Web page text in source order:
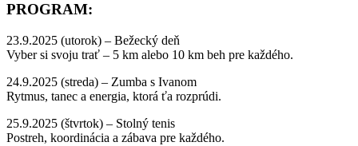
PROGRAM:
23.9.2025 (utorok) – Bežecký deň
Vyber si svoju trať – 5 km alebo 10 km beh pre každého.
24.9.2025 (streda) – Zumba s Ivanom
Rytmus, tanec a energia, ktorá ťa rozprúdi.
25.9.2025 (štvrtok) – Stolný tenis
Postreh, koordinácia a zábava pre každého.